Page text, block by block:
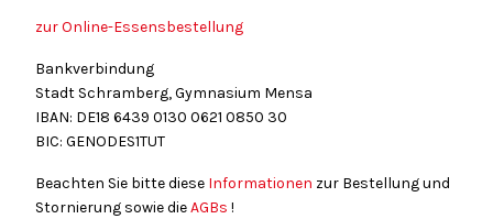
zur Online-Essensbestellung
Bankverbindung
Stadt Schramberg, Gymnasium Mensa
IBAN: DE18 6439 0130 0621 0850 30
BIC: GENODES1TUT
Beachten Sie bitte diese Informationen zur Bestellung und
Stornierung sowie dieAGBs !